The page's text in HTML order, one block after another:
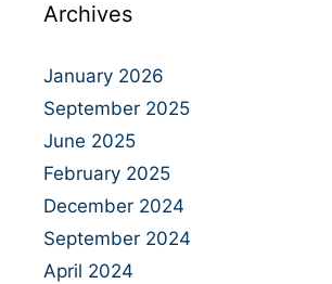
Archives
January 2026
September 2025
June 2025
February 2025
December 2024
September 2024
April 2024